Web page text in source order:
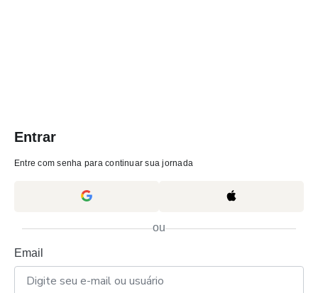
Entrar
Entre com senha para continuar sua jornada
ou
Email